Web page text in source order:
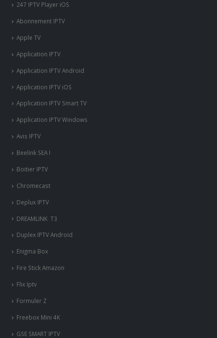
247 IPTV Player iOS
Abonnement IPTV
Apple TV
Application IPTV
Application IPTV Android
Application IPTV iOS
Application IPTV Smart TV
Application IPTV Windows
Avis IPTV
Beelink SEA I
Boitier IPTV
Chromecast
Deplux IPTV
DREAMLINK T3
Duplex IPTV Android
Enigma Box
Fire Stick Amazon
Flix Iptv
Formuler Z
Freebox Mini 4K
‎GSE SMART IPTV